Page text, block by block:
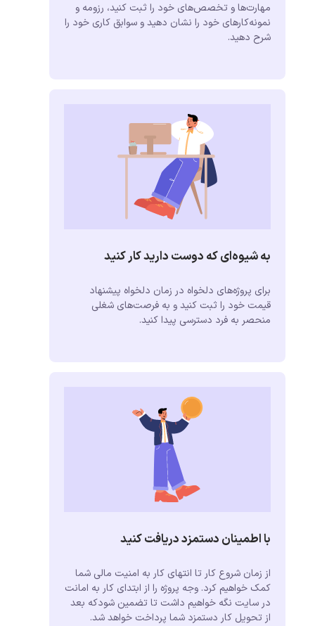
مهارت‌ها و تخصص‌های خود را ثبت کنید، رزومه و
نمونه‌کارهای خود را نشان دهید و سوابق کاری خود را
شرح دهید.
به شیوه‌ای که دوست دارید کار کنید
برای پروژه‌های دلخواه در زمان دلخواه پیشنهاد
قیمت خود را ثبت کنید و به فرصت‌های شغلی
منحصر به فرد دسترسی پیدا کنید.
با اطمینان دستمزد دریافت کنید
از زمان شروع کار تا انتهای کار به امنیت مالی شما
کمک خواهیم کرد. وجه پروژه را از ابتدای کار به امانت
در سایت نگه خواهیم داشت تا تضمین شودکه بعد
از تحویل کار دستمزد شما پرداخت خواهد شد.